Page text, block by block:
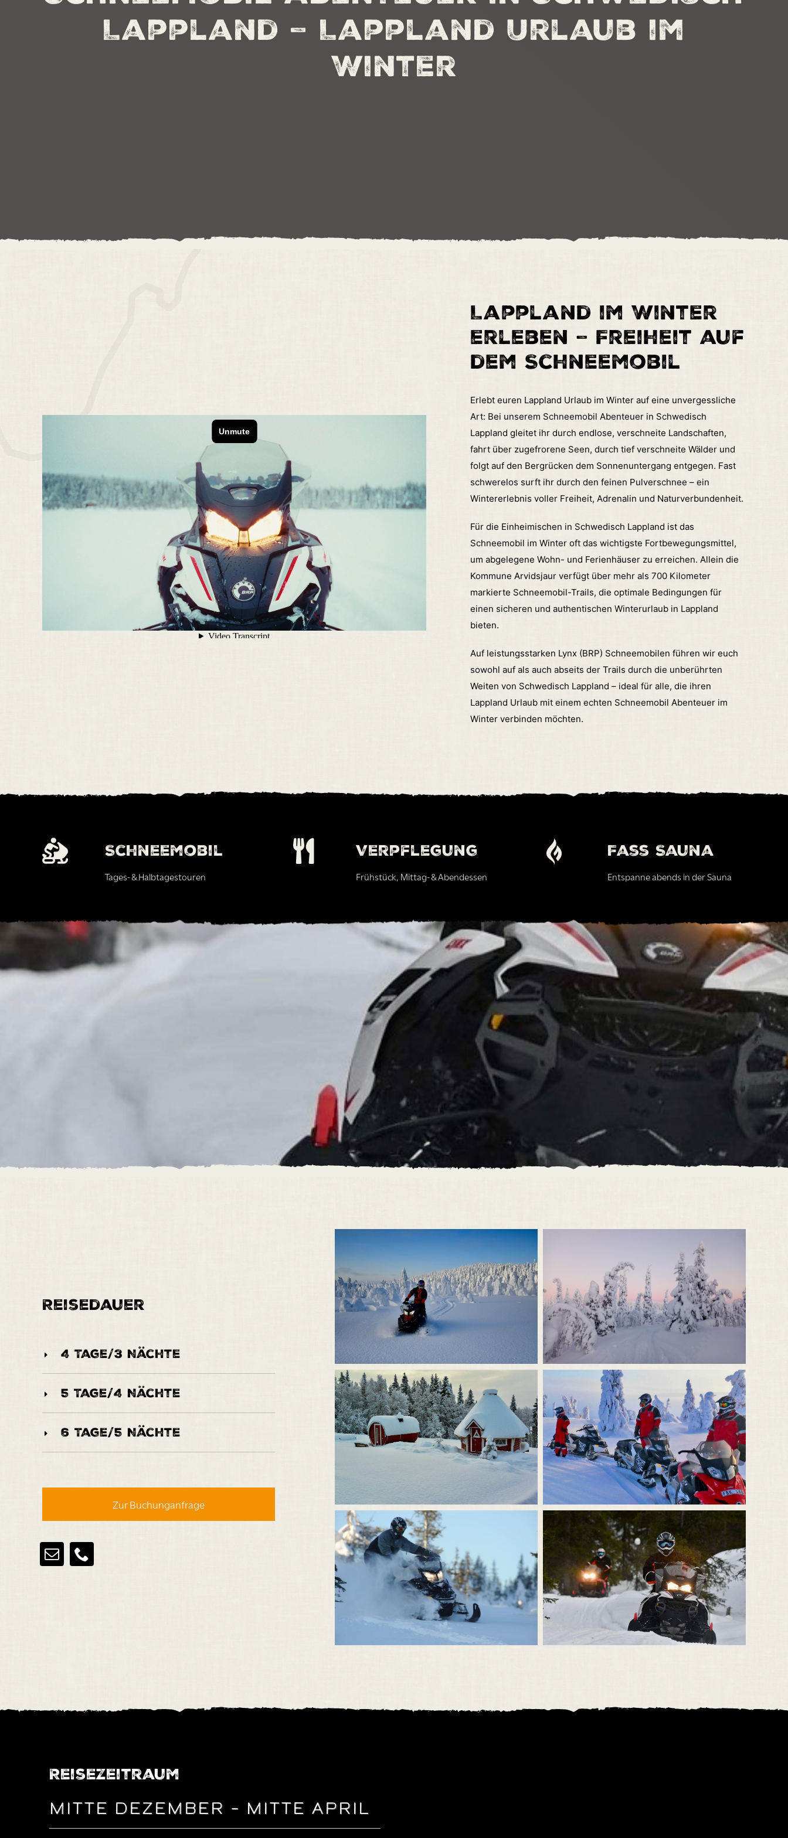
Lappland – Lappland Urlaub im
Winter
Lappland im Winter
erleben – Freiheit auf
dem Schneemobil
Erlebt euren Lappland Urlaub im Winter auf eine unvergessliche
Art: Bei unserem Schneemobil Abenteuer in Schwedisch
Lappland gleitet ihr durch endlose, verschneite Landschaften,
fahrt über zugefrorene Seen, durch tief verschneite Wälder und
folgt auf den Bergrücken dem Sonnenuntergang entgegen. Fast
schwerelos surft ihr durch den feinen Pulverschnee – ein
Wintererlebnis voller Freiheit, Adrenalin und Naturverbundenheit.
Für die Einheimischen in Schwedisch Lappland ist das
Schneemobil im Winter oft das wichtigste Fortbewegungsmittel,
um abgelegene Wohn- und Ferienhäuser zu erreichen. Allein die
Kommune Arvidsjaur verfügt über mehr als 700 Kilometer
markierte Schneemobil-Trails, die optimale Bedingungen für
einen sicheren und authentischen Winterurlaub in Lappland
bieten.
Auf leistungsstarken Lynx (BRP) Schneemobilen führen wir euch
sowohl auf als auch abseits der Trails durch die unberührten
Weiten von Schwedisch Lappland – ideal für alle, die ihren
Lappland Urlaub mit einem echten Schneemobil Abenteuer im
Winter verbinden möchten.
Schneemobil
Tages- & Halbtagestouren
Verpflegung
Frühstück, Mittag- & Abendessen
Fass Sauna
Entspanne abends in der Sauna
Reisedauer
4 Tage/3 Nächte
5 Tage/4 Nächte
6 Tage/5 Nächte
Zur Buchunganfrage
Reisezeitraum
MITTE DEZEMBER – MITTE APRIL